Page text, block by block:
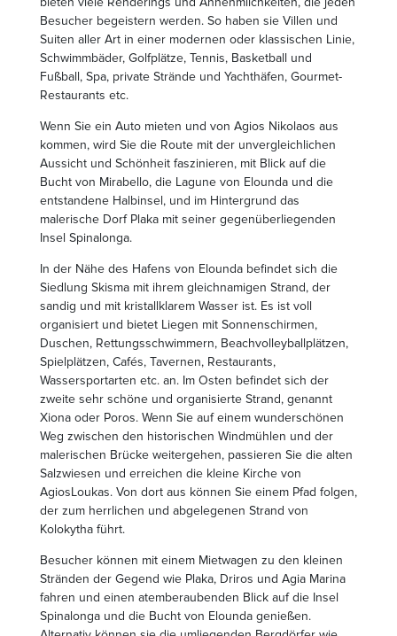
Besucher begeistern werden. So haben sie Villen und
Suiten aller Art in einer modernen oder klassischen Linie,
Schwimmbäder, Golfplätze, Tennis, Basketball und
Fußball, Spa, private Strände und Yachthäfen, Gourmet-
Restaurants etc.
Wenn Sie ein Auto mieten und von Agios Nikolaos aus
kommen, wird Sie die Route mit der unvergleichlichen
Aussicht und Schönheit faszinieren, mit Blick auf die
Bucht von Mirabello, die Lagune von Elounda und die
entstandene Halbinsel, und im Hintergrund das
malerische Dorf Plaka mit seiner gegenüberliegenden
Insel Spinalonga.
In der Nähe des Hafens von Elounda befindet sich die
Siedlung Skisma mit ihrem gleichnamigen Strand, der
sandig und mit kristallklarem Wasser ist. Es ist voll
organisiert und bietet Liegen mit Sonnenschirmen,
Duschen, Rettungsschwimmern, Beachvolleyballplätzen,
Spielplätzen, Cafés, Tavernen, Restaurants,
Wassersportarten etc. an. Im Osten befindet sich der
zweite sehr schöne und organisierte Strand, genannt
Xiona oder Poros. Wenn Sie auf einem wunderschönen
Weg zwischen den historischen Windmühlen und der
malerischen Brücke weitergehen, passieren Sie die alten
Salzwiesen und erreichen die kleine Kirche von
AgiosLoukas. Von dort aus können Sie einem Pfad folgen,
der zum herrlichen und abgelegenen Strand von
Kolokytha führt.
Besucher können mit einem Mietwagen zu den kleinen
Stränden der Gegend wie Plaka, Driros und Agia Marina
fahren und einen atemberaubenden Blick auf die Insel
Spinalonga und die Bucht von Elounda genießen.